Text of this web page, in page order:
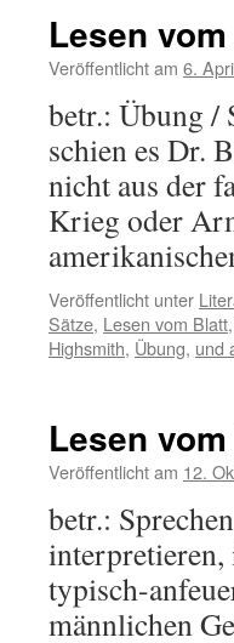
Lesen
Veröffentlicht am 6.
betr.: Übung /
schien es Dr.
nicht aus der
Krieg oder
Veröffentlicht unter
Sätze, Lesen vom Blatt,
Highsmith, Übung, und
Lesen
Veröffentlicht am 12.
betr.:
interpretieren,
typisch-
männlichen